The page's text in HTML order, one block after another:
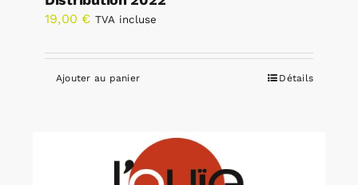
19,00 € TVA incluse
Ajouter au panier Détails